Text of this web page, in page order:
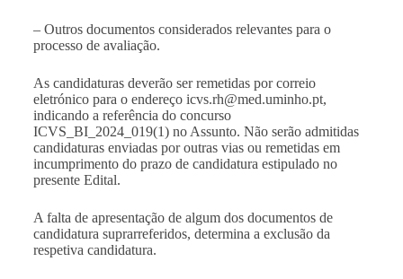
– Outros documentos considerados relevantes para o
processo de avaliação.
As candidaturas deverão ser remetidas por correio
eletrónico para o endereço icvs.rh@med.uminho.pt,
indicando a referência do concurso
ICVS_BI_2024_019(1) no Assunto. Não serão admitidas
candidaturas enviadas por outras vias ou remetidas em
incumprimento do prazo de candidatura estipulado no
presente Edital.
A falta de apresentação de algum dos documentos de
candidatura suprarreferidos, determina a exclusão da
respetiva candidatura.